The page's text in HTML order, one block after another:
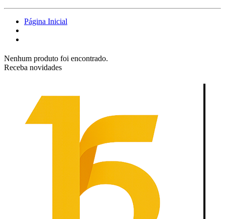
Página Inicial
Nenhum produto foi encontrado.
Receba novidades